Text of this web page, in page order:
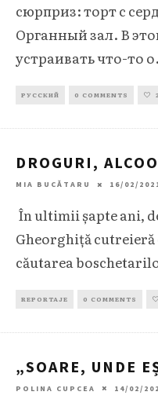
сюрприз: торт с
Органный зал. В
устраивать что-то о
РУССКИЙ 0 COMMENTS 2
DROGURI,
MIA BUCĂTARU 16/02/
În ultimii șapte ani,
Gheorghiță
căutarea
REPORTAJE 0 COMMENTS
„SOARE, UNDE
POLINA CUPCEA 14/02/